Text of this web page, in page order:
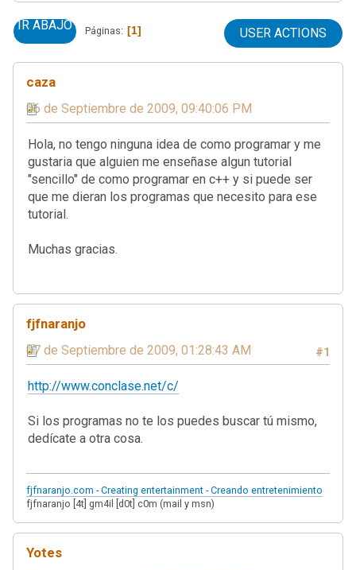
IR ABAJO Páginas 1 USER ACTIONS
caza
06 de Septiembre de 2009, 09:40:06 PM
Hola, no tengo ninguna idea de como programar y me
gustaria que alguien me enseñase algun tutorial
"sencillo" de como programar en c++ y si puede ser
que me dieran los programas que necesito para ese
tutorial.
Muchas gracias.
fjfnaranjo
#1
07 de Septiembre de 2009, 01:28:43 AM
http://www.conclase.net/c/
Si los programas no te los puedes buscar tú mismo,
dedícate a otra cosa.
fjfnaranjo.com - Creating entertainment - Creando entretenimiento
fjfnaranjo [4t] gm4il [d0t] c0m (mail y msn)
Yotes